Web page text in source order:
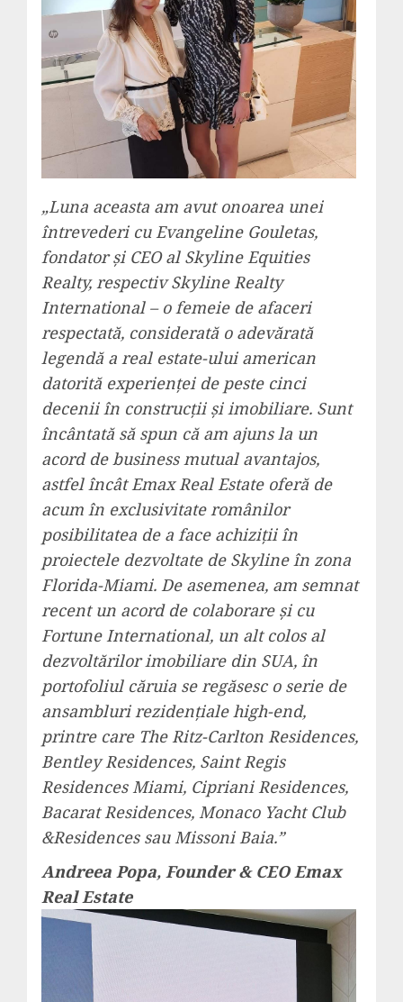
„Luna aceasta am avut onoarea unei
întrevederi cu Evangeline Gouletas,
fondator și CEO al Skyline Equities
Realty, respectiv Skyline Realty
International – o femeie de afaceri
respectată, considerată o adevărată
legendă a real estate-ului american
datorită experienței de peste cinci
decenii în construcții și imobiliare. Sunt
încântată să spun că am ajuns la un
acord de business mutual avantajos,
astfel încât Emax Real Estate oferă de
acum în exclusivitate românilor
posibilitatea de a face achiziții în
proiectele dezvoltate de Skyline în zona
Florida-Miami. De asemenea, am semnat
recent un acord de colaborare și cu
Fortune International, un alt colos al
dezvoltărilor imobiliare din SUA, în
portofoliul căruia se regăsesc o serie de
ansambluri rezidențiale high-end,
printre care The Ritz-Carlton Residences,
Bentley Residences, Saint Regis
Residences Miami, Cipriani Residences,
Bacarat Residences, Monaco Yacht Club
&Residences sau Missoni Baia.”
Andreea Popa, Founder & CEO Emax
Real Estate